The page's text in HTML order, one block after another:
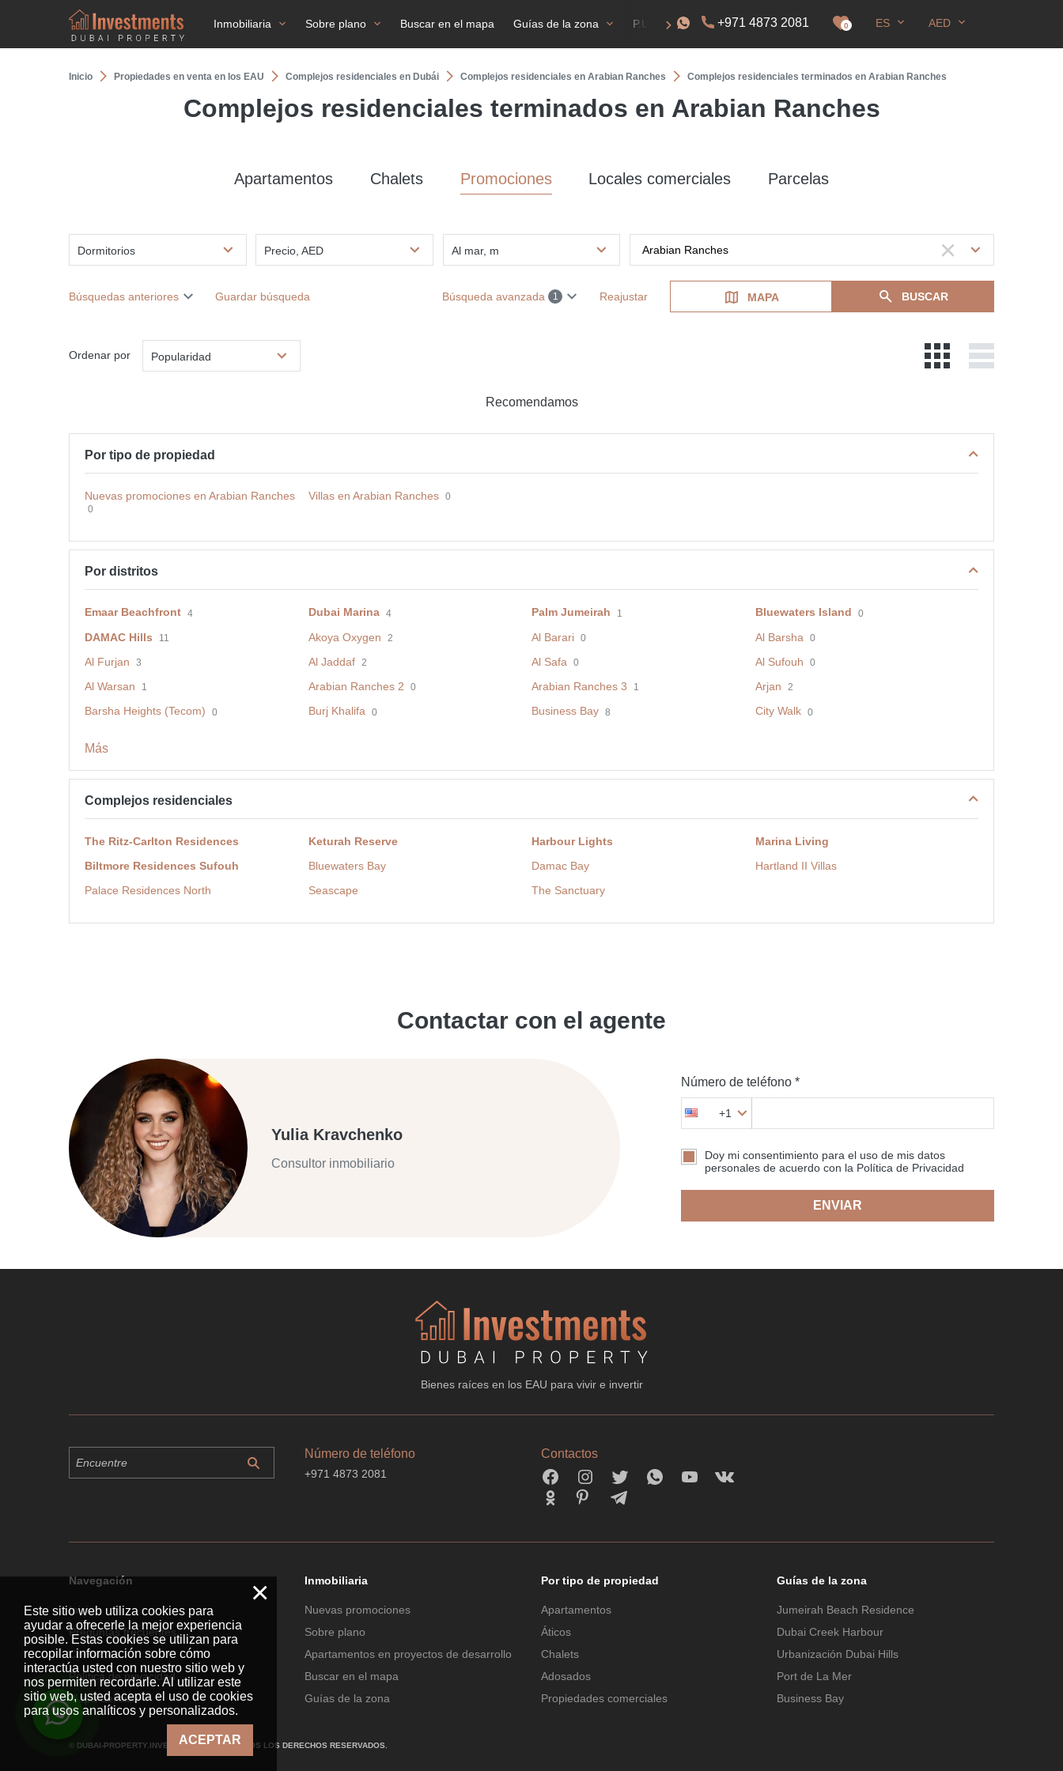
Inmobiliaria Sobre plano Buscar en el mapa Guías de la zona P.U.F NIE +971 4873 2081 0 ES AED
Inicio Propiedades en venta en los EAU Complejos residenciales en Dubái Complejos residenciales en Arabian Ranches Complejos residenciales terminados en Arabian Ranches
Complejos residenciales terminados en Arabian Ranches
Apartamentos Chalets Promociones Locales comerciales Parcelas
Dormitorios Precio, AED Al mar, m
Búsquedas anteriores Guardar búsqueda Búsqueda avanzada 1 Reajustar MAPA BUSCAR
Ordenar por Popularidad
Recomendamos
Por tipo de propiedad
Nuevas promociones en Arabian Ranches
0
Villas en Arabian Ranches 0
Por distritos
Emaar Beachfront 4 Dubai Marina 4 Palm Jumeirah 1 Bluewaters Island 0
DAMAC Hills 11 Akoya Oxygen 2 Al Barari 0 Al Barsha 0
Al Furjan 3 Al Jaddaf 2 Al Safa 0 Al Sufouh 0
Al Warsan 1 Arabian Ranches 2 0 Arabian Ranches 3 1 Arjan 2
Barsha Heights (Tecom) 0 Burj Khalifa 0 Business Bay 8 City Walk 0
Más
Complejos residenciales
The Ritz-Carlton Residences Keturah Reserve Harbour Lights
Marina Living
Biltmore Residences Sufouh
Bluewaters Bay Damac Bay
Hartland II Villas
Palace Residences North
Seascape The Sanctuary
Contactar con el agente
Yulia Kravchenko
Consultor inmobiliario
Número de teléfono *
+1
Doy mi consentimiento para el uso de mis datos
personales de acuerdo con la Política de Privacidad
ENVIAR
Bienes raíces en los EAU para vivir e invertir
Número de teléfono
+971 4873 2081
Contactos
Navegación
Inicio
Preguntas frecuentes
Contactos
Política de privacidad
Mapa del sitio
Inmobiliaria
Nuevas promociones
Sobre plano
Apartamentos en proyectos de desarrollo
Buscar en el mapa
Guías de la zona
Por tipo de propiedad
Apartamentos
Áticos
Chalets
Adosados
Propiedades comerciales
Guías de la zona
Jumeirah Beach Residence
Dubai Creek Harbour
Urbanización Dubai Hills
Port de La Mer
Business Bay
© DUBAI-PROPERTY.INVESTMENTS 2026. TODOS LOS DERECHOS RESERVADOS.
×
Este sitio web utiliza cookies para
ayudar a ofrecerle la mejor experiencia
posible. Estas cookies se utilizan para
recopilar información sobre cómo
interactúa usted con nuestro sitio web y
nos permiten recordarle. Al utilizar este
sitio web, usted acepta el uso de cookies
para usos analíticos y personalizados.
ACEPTAR